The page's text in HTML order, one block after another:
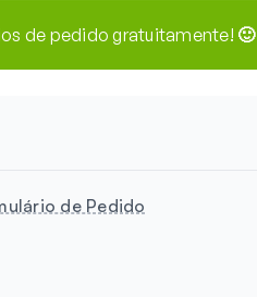
de pedido gratuitamente! 🙂
de Pedido